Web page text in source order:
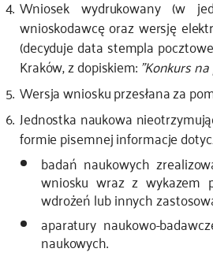
Wniosek wydrukowany (w
wnioskodawcę oraz wersję
(decyduje data stempla
Kraków, z dopiskiem:"Konkurs
Wersja wniosku przesłana za
Jednostka naukowa
formie pisemnej informacje
badań naukowych
wniosku wraz z wykazem
wdrożeń lub innych
aparatury naukowo-
naukowych.